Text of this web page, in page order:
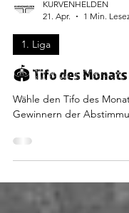
KURVENHELDEN
21. Apr.
1 Min.
1. Liga
🏟️ Tifo des Monats
Wähle den Tifo des